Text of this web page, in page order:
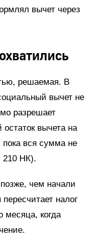
вычет через
решаемая. В
вычет не
разрешает
вычета на
вся сумма не
210 НК).
чем начали
налог
месяца, когда